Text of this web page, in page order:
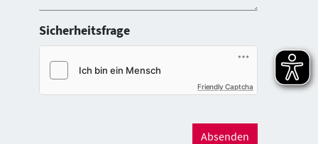
Friendly Captcha
Sicherheitsfrage
Absenden